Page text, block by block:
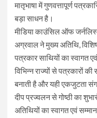
मातृभाषा में गुणवत्तापूर्ण
बड़ा साधन है।
मीडिया काउंसिल ऑफ
अग्रवाल ने मुख्य अतिथि,
पत्रकार साथियों का स्वागत
विभिन्न राज्यों से पत्रकारों
बनाती है और यही एकजुटता
दीप प्रज्वलन से गोष्ठी का
अतिथियों का स्वागत एवं